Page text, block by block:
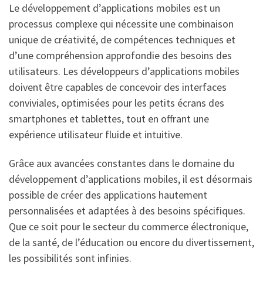
Le développement d’applications mobiles est un
processus complexe qui nécessite une combinaison
unique de créativité, de compétences techniques et
d’une compréhension approfondie des besoins des
utilisateurs. Les développeurs d’applications mobiles
doivent être capables de concevoir des interfaces
conviviales, optimisées pour les petits écrans des
smartphones et tablettes, tout en offrant une
expérience utilisateur fluide et intuitive.
Grâce aux avancées constantes dans le domaine du
développement d’applications mobiles, il est désormais
possible de créer des applications hautement
personnalisées et adaptées à des besoins spécifiques.
Que ce soit pour le secteur du commerce électronique,
de la santé, de l’éducation ou encore du divertissement,
les possibilités sont infinies.